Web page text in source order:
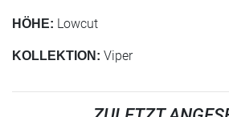
HÖHE: Lowcut
KOLLEKTION: Viper